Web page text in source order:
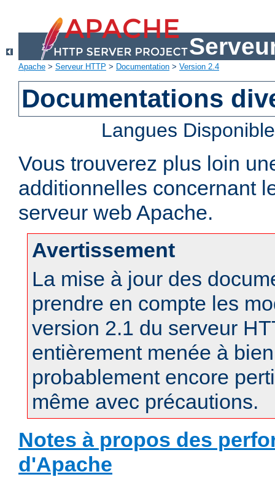
Apache > Serveur HTTP > Documentation > Version 2.4
Documentations
Langues
Vous trouverez plus loin
additionnelles concernant
serveur web Apache.
Avertissement
La mise à jour des
prendre en compte les
version 2.1 du serveur
entièrement menée à
probablement encore
même avec précautions.
Notes à propos des
d'Apache